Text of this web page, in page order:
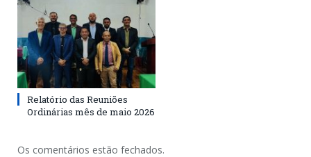
Relatório das Reuniões
Ordinárias mês de maio 2026
Os comentários estão fechados.